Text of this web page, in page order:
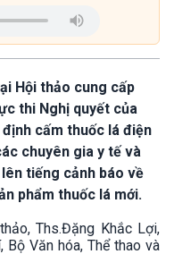
Hội thảo cung cấp
thi Nghị quyết của
cấm thuốc lá điện
chuyên gia y tế và
tiếng cảnh báo về
phẩm thuốc lá mới.
Ths.Đặng Khắc Lợi,
Văn hóa, Thể thao và